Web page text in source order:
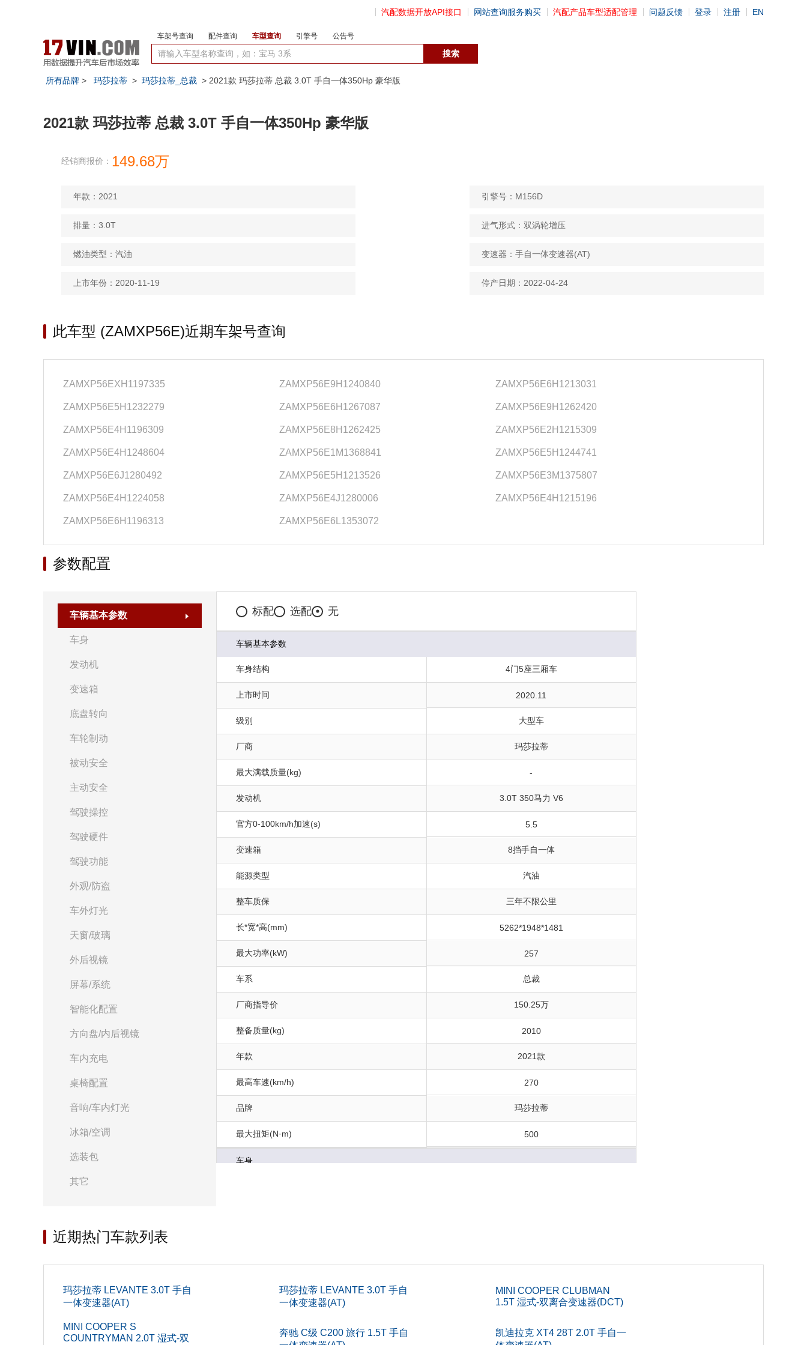
汽配数据开放API接口 网站查询服务购买 汽配产品车型适配管理 问题反馈 登录 注册 EN
车架号查询 配件查询 车型查询 引擎号 公告号
所有品牌 > 玛莎拉蒂 > 玛莎拉蒂_总裁 > 2021款 玛莎拉蒂 总裁 3.0T 手自一体350Hp 豪华版
2021款 玛莎拉蒂 总裁 3.0T 手自一体350Hp 豪华版
经销商报价： 149.68万
年款：2021 引擎号：M156D
排量：3.0T 进气形式：双涡轮增压
燃油类型：汽油 变速器：手自一体变速器(AT)
上市年份：2020-11-19 停产日期：2022-04-24
此车型 (ZAMXP56E)近期车架号查询
ZAMXP56EXH1197335 ZAMXP56E9H1240840 ZAMXP56E6H1213031
ZAMXP56E5H1232279 ZAMXP56E6H1267087 ZAMXP56E9H1262420
ZAMXP56E4H1196309 ZAMXP56E8H1262425 ZAMXP56E2H1215309
ZAMXP56E4H1248604 ZAMXP56E1M1368841 ZAMXP56E5H1244741
ZAMXP56E6J1280492 ZAMXP56E5H1213526 ZAMXP56E3M1375807
ZAMXP56E4H1224058 ZAMXP56E4J1280006 ZAMXP56E4H1215196
ZAMXP56E6H1196313 ZAMXP56E6L1353072
参数配置
车辆基本参数
车身
发动机
变速箱
底盘转向
车轮制动
被动安全
主动安全
驾驶操控
驾驶硬件
驾驶功能
外观/防盗
车外灯光
天窗/玻璃
外后视镜
屏幕/系统
智能化配置
方向盘/内后视镜
车内充电
桌椅配置
音响/车内灯光
冰箱/空调
选装包
其它
标配 选配 无
车辆基本参数
车身结构 4门5座三厢车
上市时间 2020.11
级别 大型车
厂商 玛莎拉蒂
最大满载质量(kg) -
发动机 3.0T 350马力 V6
官方0-100km/h加速(s) 5.5
变速箱 8挡手自一体
能源类型 汽油
整车质保 三年不限公里
长*宽*高(mm) 5262*1948*1481
最大功率(kW) 257
车系 总裁
厂商指导价 150.25万
整备质量(kg) 2010
年款 2021款
最高车速(km/h) 270
品牌 玛莎拉蒂
最大扭矩(N·m) 500
车身
车身结构 4门5座三厢车
1481
5262
近期热门车款列表
玛莎拉蒂 LEVANTE 3.0T 手自
一体变速器(AT)
玛莎拉蒂 LEVANTE 3.0T 手自
一体变速器(AT)
MINI COOPER CLUBMAN
1.5T 湿式-双离合变速器(DCT)
MINI COOPER S
COUNTRYMAN 2.0T 湿式-双
奔驰 C级 C200 旅行 1.5T 手自
凯迪拉克 XT4 28T 2.0T 手自一